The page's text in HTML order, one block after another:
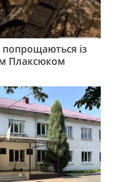
попрощаються із
Плаксюком